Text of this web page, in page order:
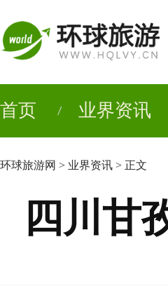
首页 业界资讯
环球旅游网 > 业界资讯 > 正文
四川甘